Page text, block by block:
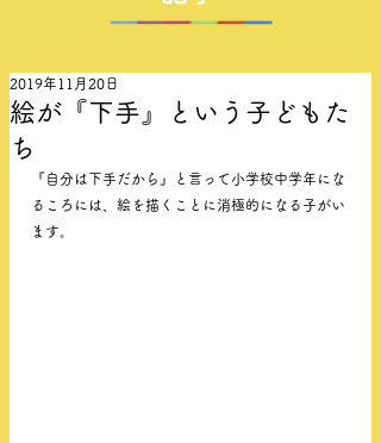
絵が『下手』という子どもた
ち
2019年11月20日
『自分は下手だから』と言って小学校中学年にな
るころには、絵を描くことに消極的になる子がい
ます。